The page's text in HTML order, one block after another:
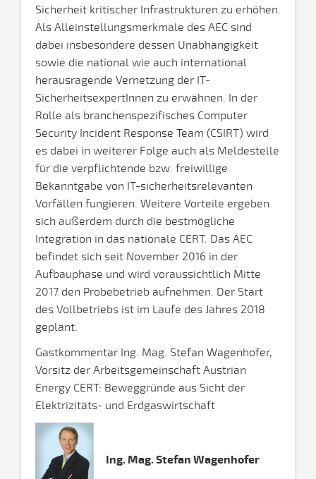
Sicherheit kritischer Infrastrukturen zu erhöhen.
Als Alleinstellungsmerkmale des AEC sind
dabei insbesondere dessen Unabhängigkeit
sowie die national wie auch international
herausragende Vernetzung der IT-
SicherheitsexpertInnen zu erwähnen. In der
Rolle als branchenspezifisches Computer
Security Incident Response Team (CSIRT) wird
es dabei in weiterer Folge auch als Meldestelle
für die verpflichtende bzw. freiwillige
Bekanntgabe von IT-sicherheitsrelevanten
Vorfällen fungieren. Weitere Vorteile ergeben
sich außerdem durch die bestmögliche
Integration in das nationale CERT. Das AEC
befindet sich seit November 2016 in der
Aufbauphase und wird voraussichtlich Mitte
2017 den Probebetrieb aufnehmen. Der Start
des Vollbetriebs ist im Laufe des Jahres 2018
geplant.
Gastkommentar Ing. Mag. Stefan Wagenhofer,
Vorsitz der Arbeitsgemeinschaft Austrian
Energy CERT: Beweggründe aus Sicht der
Elektrizitäts- und Erdgaswirtschaft
Ing. Mag. Stefan Wagenhofer